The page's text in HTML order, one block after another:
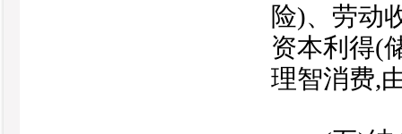
险)、劳动
资本利得(
理智消费,